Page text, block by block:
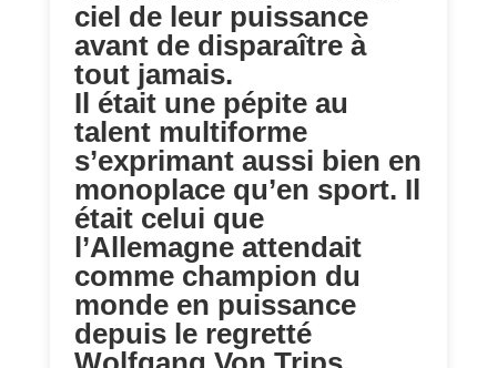
ciel de leur puissance
avant de disparaître à
tout jamais.
Il était une pépite au
talent multiforme
s’exprimant aussi bien en
monoplace qu’en sport. Il
était celui que
l’Allemagne attendait
comme champion du
monde en puissance
depuis le regretté